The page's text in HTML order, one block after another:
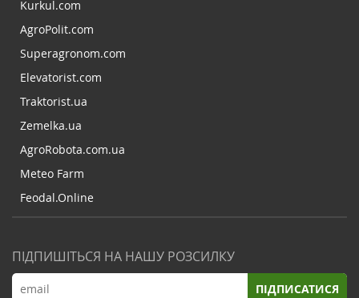
Kurkul.com
AgroPolit.com
Superagronom.com
Elevatorist.com
Traktorist.ua
Zemelka.ua
AgroRobota.com.ua
Meteo Farm
Feodal.Online
ПІДПИШІТЬСЯ НА НАШУ РОЗСИЛКУ
ПІДПИСАТИСЯ